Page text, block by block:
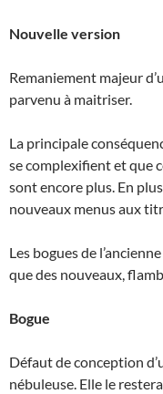
Nouvelle version
Remaniement majeur
parvenu à maitriser.
La principale
se complexifient et que
sont encore plus. En
nouveaux menus aux
Les bogues de
que des nouveaux,
Bogue
Défaut de conception
nébuleuse. Elle le